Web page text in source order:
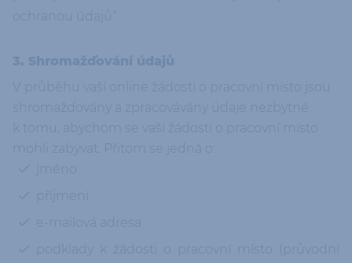
ochranou údajů“
3. Shromažďování údajů
V průběhu vaší online žádosti o pracovní místo jsou
shromažďovány a zpracovávány údaje nezbytné
k tomu, abychom se vaší žádostí o pracovní místo
podklady k žádosti o pracovní místo (průvodní